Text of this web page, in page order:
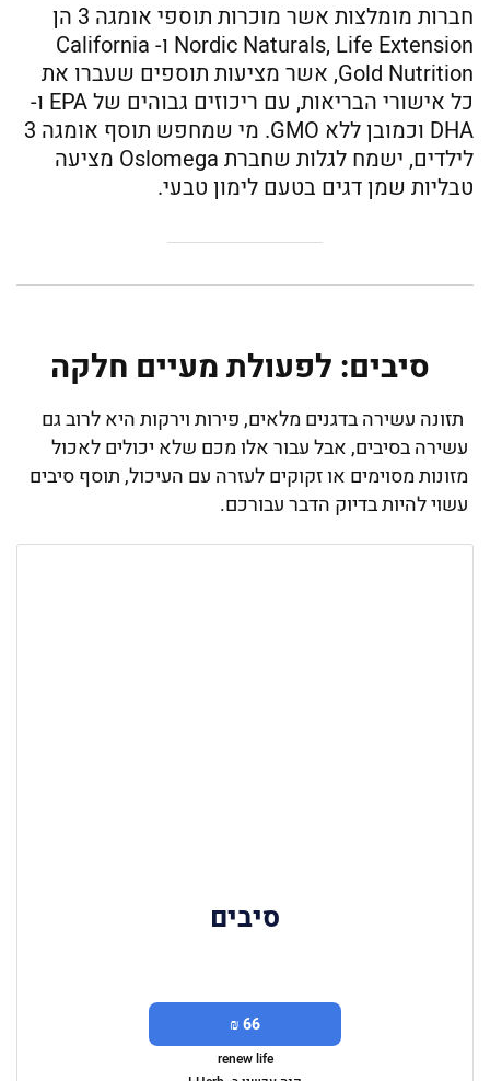
חברות מומלצות אשר מוכרות תוספי אומגה 3 הן
Nordic Naturals, Life Extension ו- California
Gold Nutrition, אשר מציעות תוספים שעברו את
כל אישורי הבריאות, עם ריכוזים גבוהים של EPA ו-
DHA וכמובן ללא GMO. מי שמחפש תוסף אומגה 3
לילדים, ישמח לגלות שחברת Oslomega מציעה
טבליות שמן דגים בטעם לימון טבעי.
סיבים: לפעולת מעיים חלקה
תזונה עשירה בדגנים מלאים, פירות וירקות היא לרוב גם
עשירה בסיבים, אבל עבור אלו מכם שלא יכולים לאכול
מזונות מסוימים או זקוקים לעזרה עם העיכול, תוסף סיבים
עשוי להיות בדיוק הדבר עבורכם.
סיבים
66 ₪
renew life